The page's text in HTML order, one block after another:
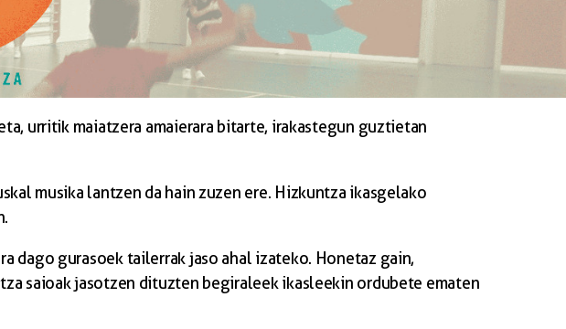
urritik maiatzera amaierara bitarte, irakastegun guztietan
musika lantzen da hain zuzen ere. Hizkuntza ikasgelako
dago gurasoek tailerrak jaso ahal izateko. Honetaz gain,
saioak jasotzen dituzten begiraleek ikasleekin ordubete ematen